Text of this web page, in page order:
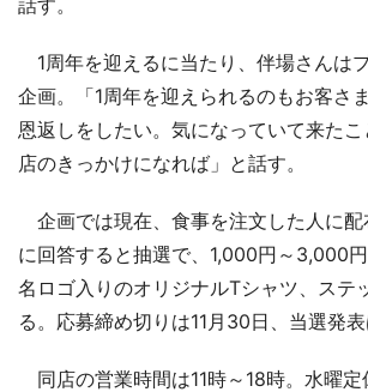
1周年を迎えるに当たり、伴場さんは
企画。「1周年を迎えられるのもお客さ
恩返しをしたい。気になっていて来た
店のきっかけになれば」と話す。
企画では現在、食事を注文した人に配
に回答すると抽選で、1,000円～3,000
名ロゴ入りのオリジナルTシャツ、ステ
る。応募締め切りは11月30日、当選発表
同店の営業時間は11時～18時。水曜定